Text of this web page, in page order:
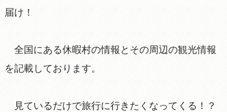
届け！
全国にある休暇村の情報とその周辺の観光情報
を記載しております。
見ているだけで旅行に行きたくなってくる！？